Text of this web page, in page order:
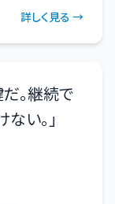
詳しく見る →
。継続で
い。 」